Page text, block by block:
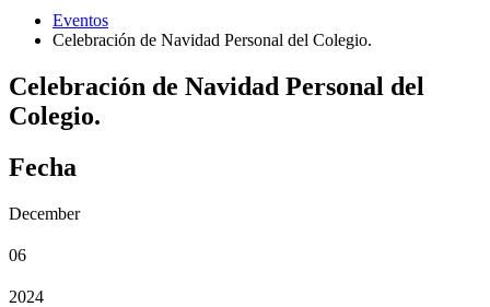
Eventos
Celebración de Navidad Personal del Colegio.
Celebración de Navidad Personal del
Colegio.
Fecha
December
06
2024